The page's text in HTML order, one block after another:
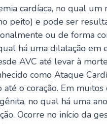
cardíaca, no qual
peito) e pode ser
ou de forma
há uma dilatação em
AVC até levar à
como Ataque
o coração. Em muitos
no qual há uma
Ocorre no início da